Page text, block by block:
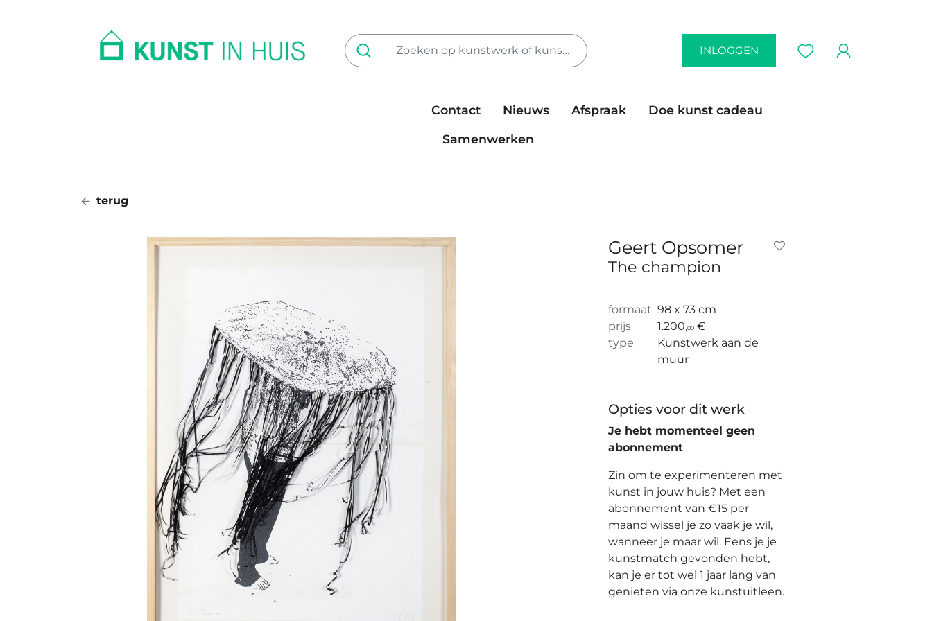
INLOGGEN
Contact Nieuws Afspraak
Doe kunst cadeau
Samenwerken
terug
Geert Opsomer
The champion
formaat 98 x 73 cm
prijs
1.200,00 €
type
Kunstwerk aan de
muur
Opties voor dit werk
Je hebt momenteel geen
abonnement
Zin om te experimenteren met
kunst in jouw huis? Met een
abonnement van €15 per
maand wissel je zo vaak je wil,
wanneer je maar wil. Eens je je
kunstmatch gevonden hebt,
kan je er tot wel 1 jaar lang van
genieten via onze kunstuitleen.